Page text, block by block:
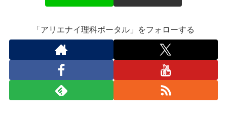
「アリエナイ理科ポータル」をフォローする